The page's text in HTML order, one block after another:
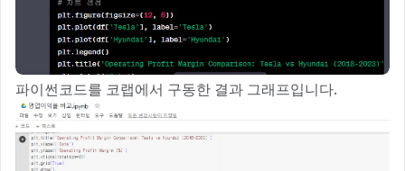
파이썬코드를 코랩에서 구동한 결과 그래프입니다.